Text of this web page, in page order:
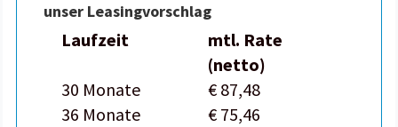
unser Leasingvorschlag
Laufzeit
mtl. Rate
(netto)
30 Monate
€ 87,48
36 Monate
€ 75,46